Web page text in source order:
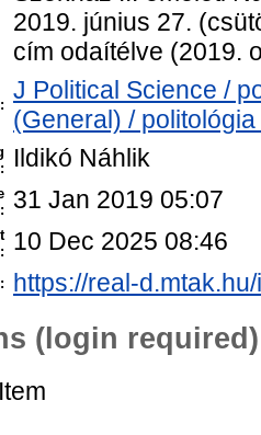
2019. június 27.
cím odaítélve (2019.
J Political Science /
(General) /
Ildikó Náhlik
31 Jan 2019 05:07
10 Dec 2025 08:46
https://real-
(login required)